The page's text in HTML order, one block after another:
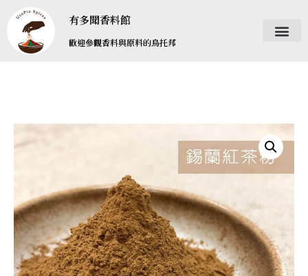
有多聞香料館
歡迎參觀香料與原料的烏托邦